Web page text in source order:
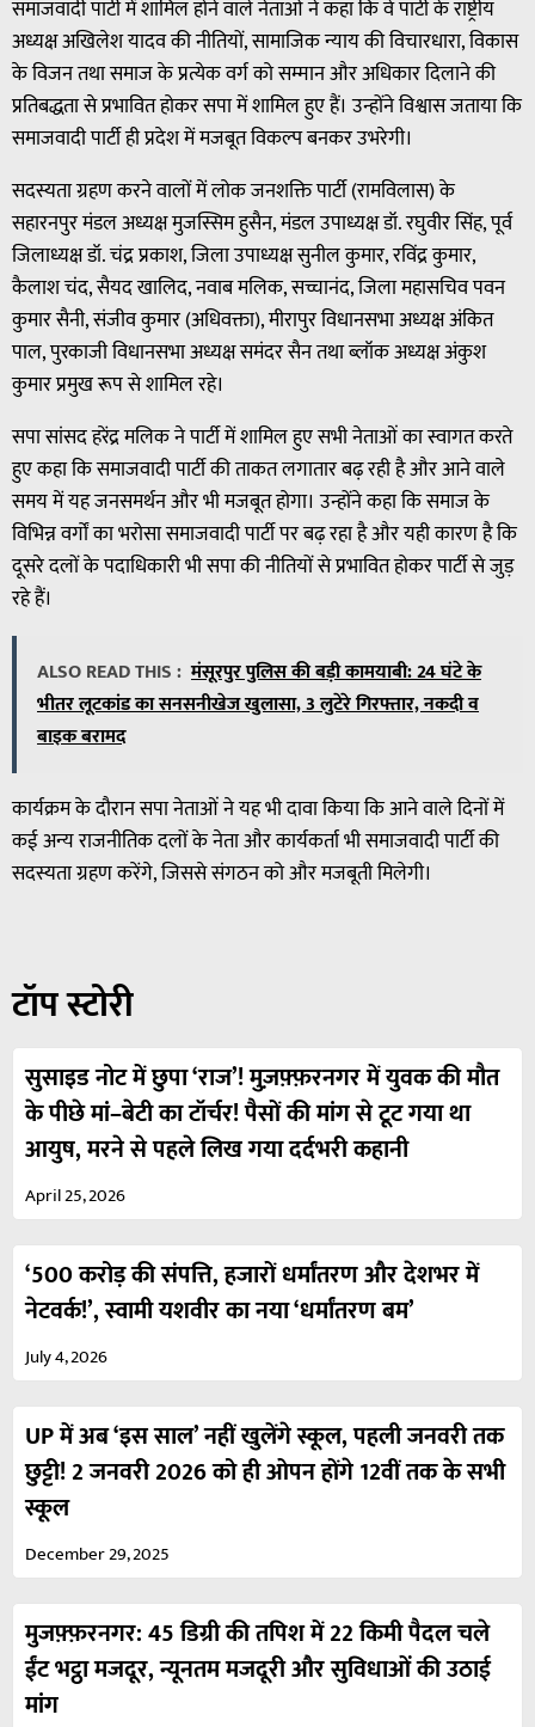
समाजवादी पार्टी में शामिल होने वाले नेताओं ने कहा कि वे पार्टी के राष्ट्रीय
अध्यक्ष अखिलेश यादव की नीतियों, सामाजिक न्याय की विचारधारा, विकास
के विजन तथा समाज के प्रत्येक वर्ग को सम्मान और अधिकार दिलाने की
प्रतिबद्धता से प्रभावित होकर सपा में शामिल हुए हैं। उन्होंने विश्वास जताया कि
समाजवादी पार्टी ही प्रदेश में मजबूत विकल्प बनकर उभरेगी।
सदस्यता ग्रहण करने वालों में लोक जनशक्ति पार्टी (रामविलास) के
सहारनपुर मंडल अध्यक्ष मुजस्सिम हुसैन, मंडल उपाध्यक्ष डॉ. रघुवीर सिंह, पूर्व
जिलाध्यक्ष डॉ. चंद्र प्रकाश, जिला उपाध्यक्ष सुनील कुमार, रविंद्र कुमार,
कैलाश चंद, सैयद खालिद, नवाब मलिक, सच्चानंद, जिला महासचिव पवन
कुमार सैनी, संजीव कुमार (अधिवक्ता), मीरापुर विधानसभा अध्यक्ष अंकित
पाल, पुरकाजी विधानसभा अध्यक्ष समंदर सैन तथा ब्लॉक अध्यक्ष अंकुश
कुमार प्रमुख रूप से शामिल रहे।
सपा सांसद हरेंद्र मलिक ने पार्टी में शामिल हुए सभी नेताओं का स्वागत करते
हुए कहा कि समाजवादी पार्टी की ताकत लगातार बढ़ रही है और आने वाले
समय में यह जनसमर्थन और भी मजबूत होगा। उन्होंने कहा कि समाज के
विभिन्न वर्गों का भरोसा समाजवादी पार्टी पर बढ़ रहा है और यही कारण है कि
दूसरे दलों के पदाधिकारी भी सपा की नीतियों से प्रभावित होकर पार्टी से जुड़
रहे हैं।
ALSO READ THIS : मंसूरपुर पुलिस की बड़ी कामयाबी: 24 घंटे के
भीतर लूटकांड का सनसनीखेज खुलासा, 3 लुटेरे गिरफ्तार, नकदी व
बाइक बरामद
कार्यक्रम के दौरान सपा नेताओं ने यह भी दावा किया कि आने वाले दिनों में
कई अन्य राजनीतिक दलों के नेता और कार्यकर्ता भी समाजवादी पार्टी की
सदस्यता ग्रहण करेंगे, जिससे संगठन को और मजबूती मिलेगी।
टॉप स्टोरी
सुसाइड नोट में छुपा ‘राज’! मुज़फ़्फ़रनगर में युवक की मौत
के पीछे मां–बेटी का टॉर्चर! पैसों की मांग से टूट गया था
आयुष, मरने से पहले लिख गया दर्दभरी कहानी
April 25, 2026
‘500 करोड़ की संपत्ति, हजारों धर्मांतरण और देशभर में
नेटवर्क!’, स्वामी यशवीर का नया ‘धर्मांतरण बम’
July 4, 2026
UP में अब ‘इस साल’ नहीं खुलेंगे स्कूल, पहली जनवरी तक
छुट्टी! 2 जनवरी 2026 को ही ओपन होंगे 12वीं तक के सभी
स्कूल
December 29, 2025
मुजफ़्फ़रनगर: 45 डिग्री की तपिश में 22 किमी पैदल चले
ईंट भट्ठा मजदूर, न्यूनतम मजदूरी और सुविधाओं की उठाई
मांग